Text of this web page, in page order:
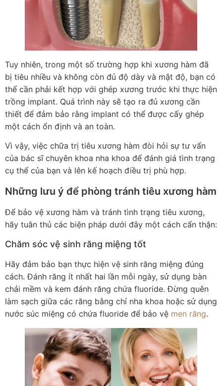
Tuy nhiên, trong một số trường hợp khi xương hàm đã
bị tiêu nhiều và không còn đủ độ dày và mật độ, bạn có
thể cần phải kết hợp với ghép xương trước khi thực hiện
trồng implant. Quá trình này sẽ tạo ra đủ xương cần
thiết để đảm bảo rằng implant có thể được cấy ghép
một cách ổn định và an toàn.
Vì vậy, việc chữa trị tiêu xương hàm đòi hỏi sự tư vấn
của bác sĩ chuyên khoa nha khoa để đánh giá tình trạng
cụ thể của bạn và lên kế hoạch điều trị phù hợp.
Những lưu ý để phòng tránh tiêu xương hàm
Để bảo vệ xương hàm và tránh tình trạng tiêu xương,
hãy tuân thủ các biện pháp dưới đây một cách cẩn thận:
Chăm sóc vệ sinh răng miệng tốt
Hãy đảm bảo bạn thực hiện vệ sinh răng miệng đúng
cách. Đánh răng ít nhất hai lần mỗi ngày, sử dụng bàn
chải mềm và kem đánh răng chứa fluoride. Đừng quên
làm sạch giữa các răng bằng chỉ nha khoa hoặc sử dụng
nước súc miệng có chứa fluoride để bảo vệ men răng.